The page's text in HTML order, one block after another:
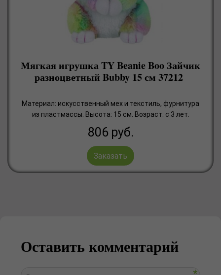
Мягкая игрушка TY Beanie Boo Зайчик
разноцветный Bubby 15 см 37212
Материал: искусственный мех и текстиль, фурнитура
из пластмассы. Высота: 15 см. Возраст: с 3 лет.
806 руб.
Заказать
Оставить комментарий